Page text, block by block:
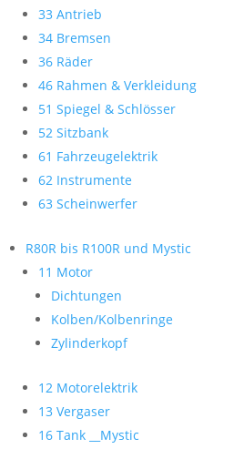
33 Antrieb
34 Bremsen
36 Räder
46 Rahmen & Verkleidung
51 Spiegel & Schlösser
52 Sitzbank
61 Fahrzeugelektrik
62 Instrumente
63 Scheinwerfer
R80R bis R100R und Mystic
11 Motor
Dichtungen
Kolben/Kolbenringe
Zylinderkopf
12 Motorelektrik
13 Vergaser
16 Tank __Mystic